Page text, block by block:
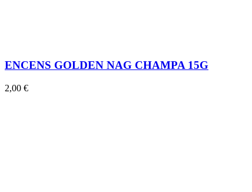
ENCENS GOLDEN NAG CHAMPA 15G
2,00 €